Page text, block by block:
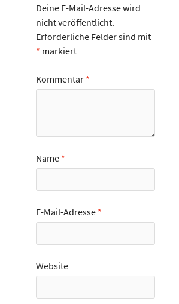
Deine E-Mail-Adresse wird
nicht veröffentlicht.
Erforderliche Felder sind mit
* markiert
Kommentar *
Name *
E-Mail-Adresse *
Website